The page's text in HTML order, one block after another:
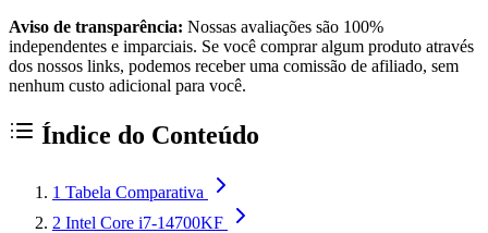
Aviso de transparência: Nossas avaliações são 100%
independentes e imparciais. Se você comprar algum produto através
dos nossos links, podemos receber uma comissão de afiliado, sem
nenhum custo adicional para você.
Índice do Conteúdo
1 Tabela Comparativa
2 Intel Core i7-14700KF